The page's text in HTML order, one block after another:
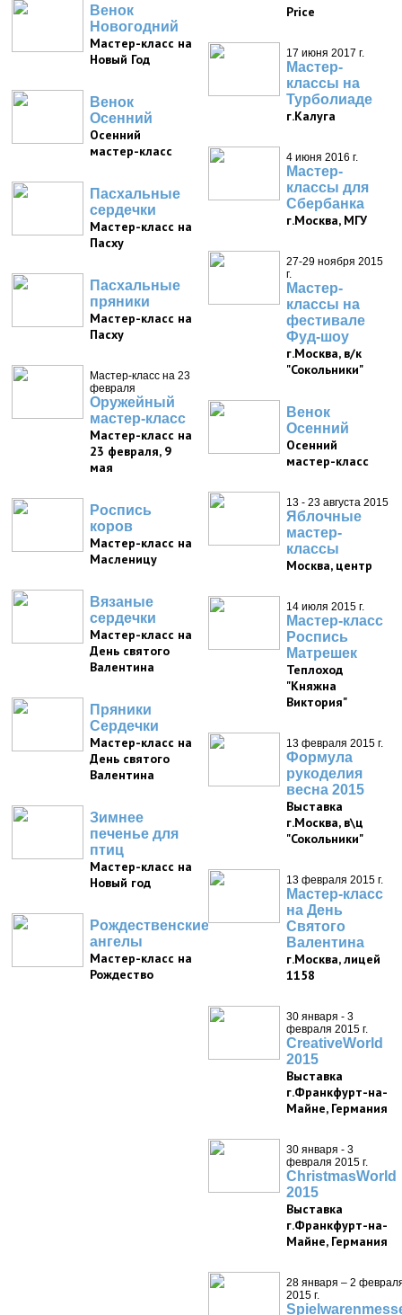
Венок
Новогодний
Мастер-класс на
Новый Год
Венок
Осенний
Осенний
мастер-класс
Пасхальные
сердечки
Мастер-класс на
Пасху
Пасхальные
пряники
Мастер-класс на
Пасху
Мастер-класс на 23
февраля
Оружейный
мастер-класс
Мастер-класс на
23 февраля, 9
мая
Роспись
коров
Мастер-класс на
Масленицу
Вязаные
сердечки
Мастер-класс на
День святого
Валентина
Пряники
Сердечки
Мастер-класс на
День святого
Валентина
Зимнее
печенье для
птиц
Мастер-класс на
Новый год
Рождественские
ангелы
Мастер-класс на
Рождество
Price
17 июня 2017 г.
Мастер-
классы на
Турболиаде
г.Калуга
4 июня 2016 г.
Мастер-
классы для
Сбербанка
г.Москва, МГУ
27-29 ноября 2015
г.
Мастер-
классы на
фестивале
Фуд-шоу
г.Москва, в/к
"Сокольники"
Венок
Осенний
Осенний
мастер-класс
13 - 23 августа 2015
Яблочные
мастер-
классы
Москва, центр
14 июля 2015 г.
Мастер-класс
Роспись
Матрешек
Теплоход
"Княжна
Виктория"
13 февраля 2015 г.
Формула
рукоделия
весна 2015
Выставка
г.Москва, в\ц
"Сокольники"
13 февраля 2015 г.
Мастер-класс
на День
Святого
Валентина
г.Москва, лицей
1158
30 января - 3
февраля 2015 г.
CreativeWorld
2015
Выставка
г.Франкфурт-на-
Майне, Германия
30 января - 3
февраля 2015 г.
ChristmasWorld
2015
Выставка
г.Франкфурт-на-
Майне, Германия
28 января – 2
2015 г.